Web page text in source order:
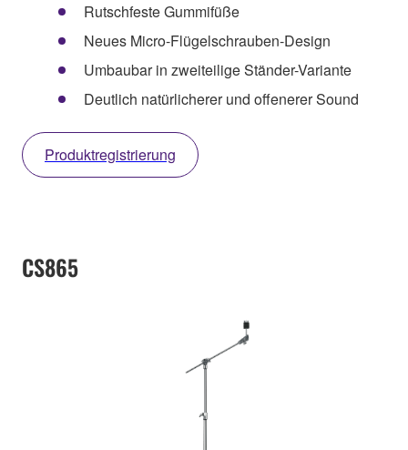
Rutschfeste Gummifüße
Neues Micro-Flügelschrauben-Design
Umbaubar in zweiteilige Ständer-Variante
Deutlich natürlicherer und offenerer Sound
Produktregistrierung
CS865